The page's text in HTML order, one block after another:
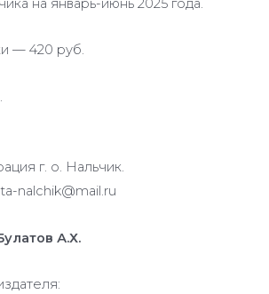
на январь-июнь 2025 года.
— 420 руб.
г. о. Нальчик.
nalchik@mail.ru
А.Х.